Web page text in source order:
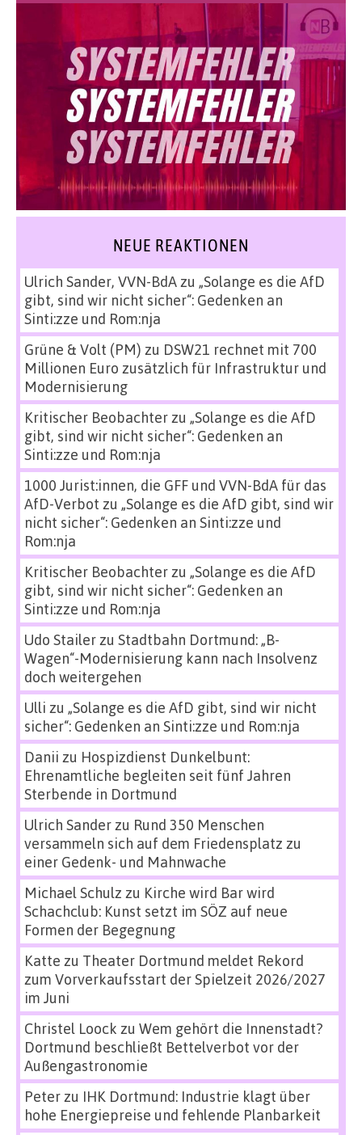
NEUE REAKTIONEN
Ulrich Sander, VVN-BdAzu „Solange es die AfD
gibt, sind wir nicht sicher“: Gedenken an
Sinti:zze und Rom:nja
Grüne & Volt (PM) zu DSW21 rechnet mit 700
Millionen Euro zusätzlich für Infrastruktur und
Modernisierung
Kritischer Beobachterzu „Solange es die AfD
gibt, sind wir nicht sicher“: Gedenken an
Sinti:zze und Rom:nja
1000 Jurist:innen, die GFF und VVN-BdA für das
AfD-Verbot zu „Solange es die AfD gibt, sind wir
nicht sicher“: Gedenken an Sinti:zze und
Rom:nja
Kritischer Beobachterzu „Solange es die AfD
gibt, sind wir nicht sicher“: Gedenken an
Sinti:zze und Rom:nja
Udo Stailerzu Stadtbahn Dortmund: „B-
Wagen“-Modernisierung kann nach Insolvenz
doch weitergehen
Ulli zu „Solange es die AfD gibt, sind wir nicht
sicher“: Gedenken an Sinti:zze und Rom:nja
Danii zu Hospizdienst Dunkelbunt:
Ehrenamtliche begleiten seit fünf Jahren
Sterbende in Dortmund
Ulrich Sanderzu Rund 350 Menschen
versammeln sich auf dem Friedensplatz zu
einer Gedenk- und Mahnwache
Michael Schulz zu Kirche wird Bar wird
Schachclub: Kunst setzt im SÖZ auf neue
Formen der Begegnung
Katte zu Theater Dortmund meldet Rekord
zum Vorverkaufsstart der Spielzeit 2026/2027
im Juni
Christel Loock zu Wem gehört die Innenstadt?
Dortmund beschließt Bettelverbot vor der
Außengastronomie
Peterzu IHK Dortmund: Industrie klagt über
hohe Energiepreise und fehlende Planbarkeit